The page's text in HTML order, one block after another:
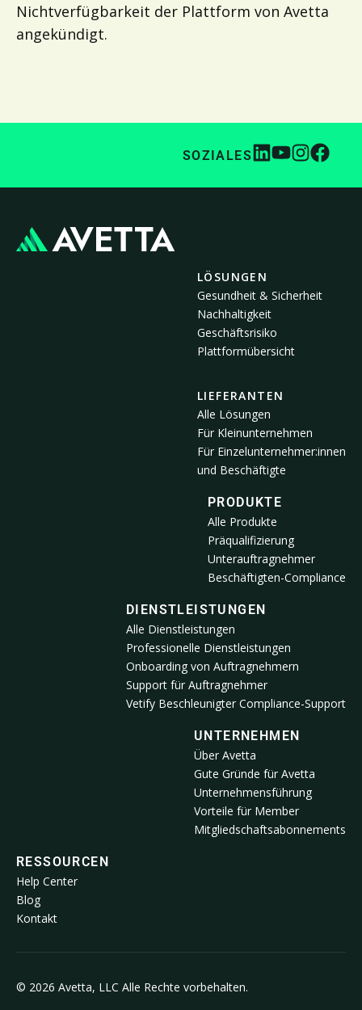
Nichtverfügbarkeit der Plattform von Avetta
angekündigt.
SOZIALES
LÖSUNGEN
Gesundheit & Sicherheit
Nachhaltigkeit
Geschäftsrisiko
Plattformübersicht
LIEFERANTEN
Alle Lösungen
Für Kleinunternehmen
Für Einzelunternehmer:innen
und Beschäftigte
PRODUKTE
Alle Produkte
Präqualifizierung
Unterauftragnehmer
Beschäftigten-Compliance
DIENSTLEISTUNGEN
Alle Dienstleistungen
Professionelle Dienstleistungen
Onboarding von Auftragnehmern
Support für Auftragnehmer
Vetify Beschleunigter Compliance-Support
UNTERNEHMEN
Über Avetta
Gute Gründe für Avetta
Unternehmensführung
Vorteile für Member
Mitgliedschaftsabonnements
RESSOURCEN
Help Center
Blog
Kontakt
© 2026 Avetta, LLC Alle Rechte vorbehalten.